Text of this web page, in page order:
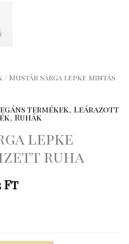
/ Mustár sárga lepke mintás
termékek, Leárazott
, Ruhák
lepke
ruha
Ft